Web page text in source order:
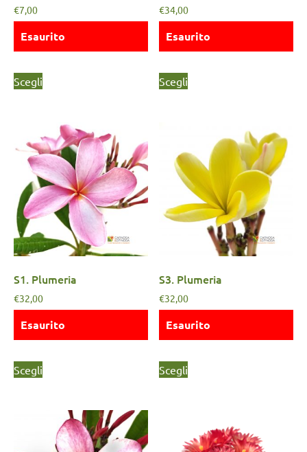
€7,00
Esaurito
Scegli
€34,00
Esaurito
Scegli
S1. Plumeria
€32,00
Esaurito
Scegli
S3. Plumeria
€32,00
Esaurito
Scegli